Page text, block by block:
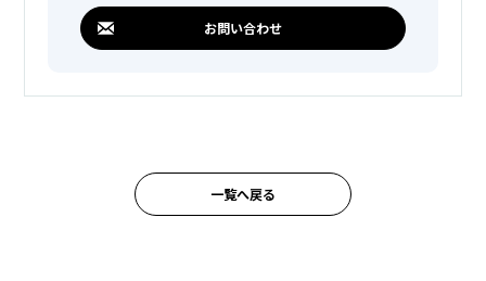
お問い合わせ
一覧へ戻る